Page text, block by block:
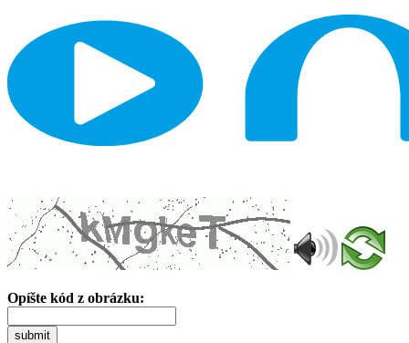
Opíšte kód z obrázku:
submit